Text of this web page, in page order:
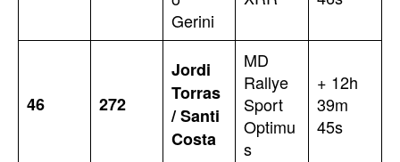
Gerini
46 272
Jordi
Torras
/ Santi
Costa
MD
Rallye
Sport
Optimu
s
+ 12h
39m
45s